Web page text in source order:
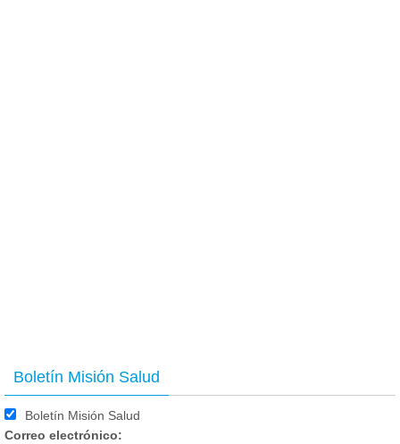
Boletín Misión Salud
Boletín Misión Salud
Correo electrónico: